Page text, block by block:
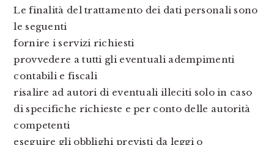
Le finalità del trattamento dei dati personali sono
le seguenti
fornire i servizi richiesti
provvedere a tutti gli eventuali adempimenti
contabili e fiscali
risalire ad autori di eventuali illeciti solo in caso
di specifiche richieste e per conto delle autorità
competenti
eseguire gli obblighi previsti da leggi o